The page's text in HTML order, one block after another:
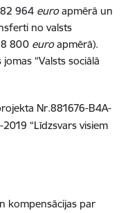
964 euroapmērā un
no valsts
800 euroapmērā).
“Valsts sociālā
Nr.881676-B4A-
“Līdzsvars visiem
kompensācijas par